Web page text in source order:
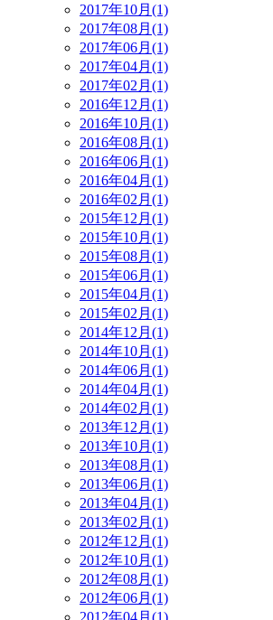
2017年10月(1)
2017年08月(1)
2017年06月(1)
2017年04月(1)
2017年02月(1)
2016年12月(1)
2016年10月(1)
2016年08月(1)
2016年06月(1)
2016年04月(1)
2016年02月(1)
2015年12月(1)
2015年10月(1)
2015年08月(1)
2015年06月(1)
2015年04月(1)
2015年02月(1)
2014年12月(1)
2014年10月(1)
2014年06月(1)
2014年04月(1)
2014年02月(1)
2013年12月(1)
2013年10月(1)
2013年08月(1)
2013年06月(1)
2013年04月(1)
2013年02月(1)
2012年12月(1)
2012年10月(1)
2012年08月(1)
2012年06月(1)
2012年04月(1)